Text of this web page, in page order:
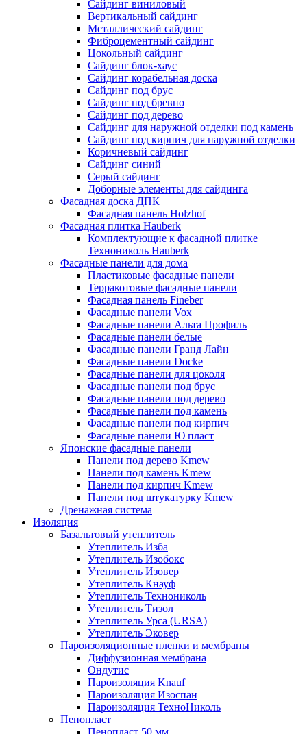
Сайдинг виниловый
Вертикальный сайдинг
Металлический сайдинг
Фиброцементный сайдинг
Цокольный сайдинг
Сайдинг блок-хаус
Сайдинг корабельная доска
Сайдинг под брус
Сайдинг под бревно
Сайдинг под дерево
Сайдинг для наружной отделки под камень
Сайдинг под кирпич для наружной отделки
Коричневый сайдинг
Сайдинг синий
Серый сайдинг
Доборные элементы для сайдинга
Фасадная доска ДПК
Фасадная панель Holzhof
Фасадная плитка Hauberk
Комплектующие к фасадной плитке
Технониколь Hauberk
Фасадные панели для дома
Пластиковые фасадные панели
Терракотовые фасадные панели
Фасадная панель Fineber
Фасадные панели Vox
Фасадные панели Альта Профиль
Фасадные панели белые
Фасадные панели Гранд Лайн
Фасадные панели Docke
Фасадные панели для цоколя
Фасадные панели под брус
Фасадные панели под дерево
Фасадные панели под камень
Фасадные панели под кирпич
Фасадные панели Ю пласт
Японские фасадные панели
Панели под дерево Kmew
Панели под камень Kmew
Панели под кирпич Kmew
Панели под штукатурку Kmew
Дренажная система
Изоляция
Базальтовый утеплитель
Утеплитель Изба
Утеплитель Изобокс
Утеплитель Изовер
Утеплитель Кнауф
Утеплитель Технониколь
Утеплитель Тизол
Утеплитель Урса (URSA)
Утеплитель Эковер
Пароизоляционные пленки и мембраны
Диффузионная мембрана
Ондутис
Пароизоляция Knauf
Пароизоляция Изоспан
Пароизоляция ТехноНиколь
Пенопласт
Пенопласт 50 мм